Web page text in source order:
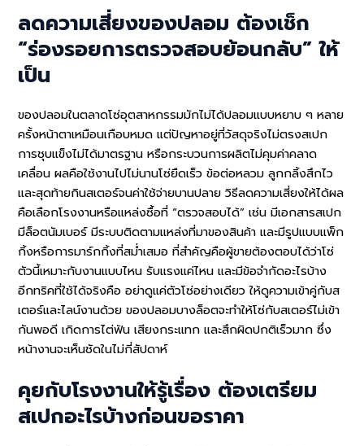
ลดความเสี่ยงของปลอม ต้องเช็ก
“ร่องรอยการตรวจสอบย้อนกลับ” ให้
เป็น
ของปลอมในตลาดโซ่อุตสาหกรรมมักไม่ได้ปลอมแบบหยาบ ๆ หลาย
ครั้งหน้าตาเหมือนเกือบหมด แต่ปัญหาอยู่ที่วัสดุจริงไม่ตรงสเปก
การชุบแข็งไม่ได้มาตรฐาน หรือกระบวนการผลิตไม่คุมค่าคลาด
เคลื่อน ผลคือใช้งานไปไม่นานโซ่ยืดเร็ว ข้อต่อหลวม ลูกกลิ้งสึกไว
และสุดท้ายกินสเตอร์จนค่าใช้จ่ายบานปลาย วิธีลดความเสี่ยงให้ได้ผล
คือเลือกโรงงานหรือแหล่งซื้อที่ “ตรวจสอบได้” เช่น มีเอกสารสเปก
มีล็อตนัมเบอร์ มีระบบติดตามแหล่งที่มาของสินค้า และมีรูปแบบแพ็ก
กิ้งหรือการมาร์กกิ้งที่สม่ำเสมอ ที่สำคัญคือผู้ขายต้องตอบได้ว่าโซ่
ตัวนี้เหมาะกับงานแบบไหน รับแรงแค่ไหน และมีข้อจำกัดอะไรบ้าง
อีกทริคที่ใช้ได้จริงคือ อย่าดูแค่ตัวโซ่อย่างเดียว ให้ดูความเข้าคู่กับส
เตอร์และไลน์งานด้วย ของปลอมบางล็อตจะทำให้โซ่กับสเตอร์ไม่เข้า
กันพอดี เกิดการไต่ฟัน เสียงกระแทก และสึกผิดปกติเร็วมาก ซึ่ง
หน้างานจะเห็นชัดในไม่กี่สัปดาห์
คุยกับโรงงานให้รู้เรื่อง ต้องเตรียม
สเปกอะไรบ้างก่อนขอราคา